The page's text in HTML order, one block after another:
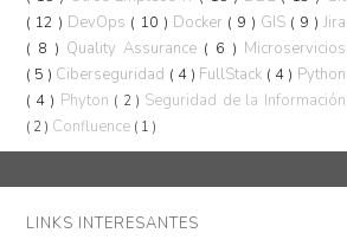
( 12 ) DevOps ( 10 ) Docker ( 9 ) GIS ( 9 ) Jira
( 8 ) Quality Assurance ( 6 ) Microservicios
( 5 ) Ciberseguridad ( 4 ) FullStack ( 4 ) Python
( 4 ) Phyton ( 2 ) Seguridad de la Información
( 2 ) Confluence ( 1 )
LINKS INTERESANTES